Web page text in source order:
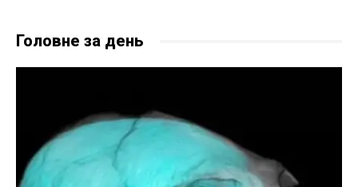
Головне за день